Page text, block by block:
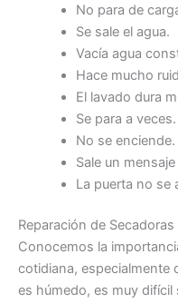
No para de
Se sale el agua.
Vacía agua
Hace mucho
El lavado dura
Se para a veces.
No se enciende.
Sale un
La puerta no se
Reparación de
Conocemos la
cotidiana, especialmente
es húmedo, es muy difícil